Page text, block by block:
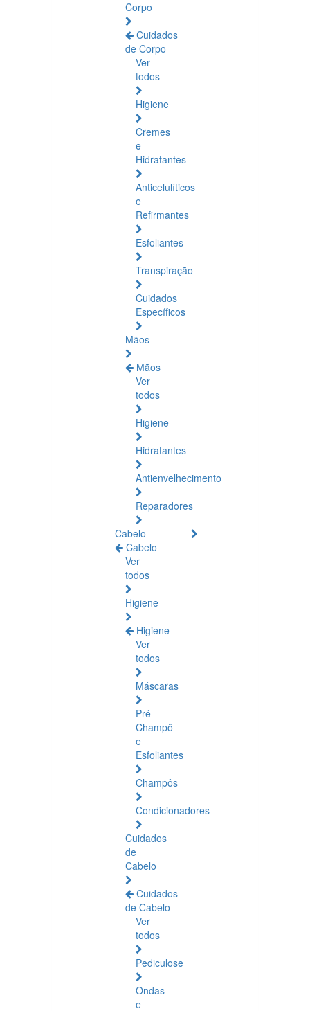
Corpo
Cuidados
de Corpo
Ver
todos
Higiene
Cremes
e
Hidratantes
Anticelulíticos
e
Refirmantes
Esfoliantes
Transpiração
Cuidados
Específicos
Mãos
Mãos
Ver
todos
Higiene
Hidratantes
Antienvelhecimento
Reparadores
Cabelo
Cabelo
Ver
todos
Higiene
Higiene
Ver
todos
Máscaras
Pré-
Champô
e
Esfoliantes
Champôs
Condicionadores
Cuidados
de
Cabelo
Cuidados
de Cabelo
Ver
todos
Pediculose
Ondas
e